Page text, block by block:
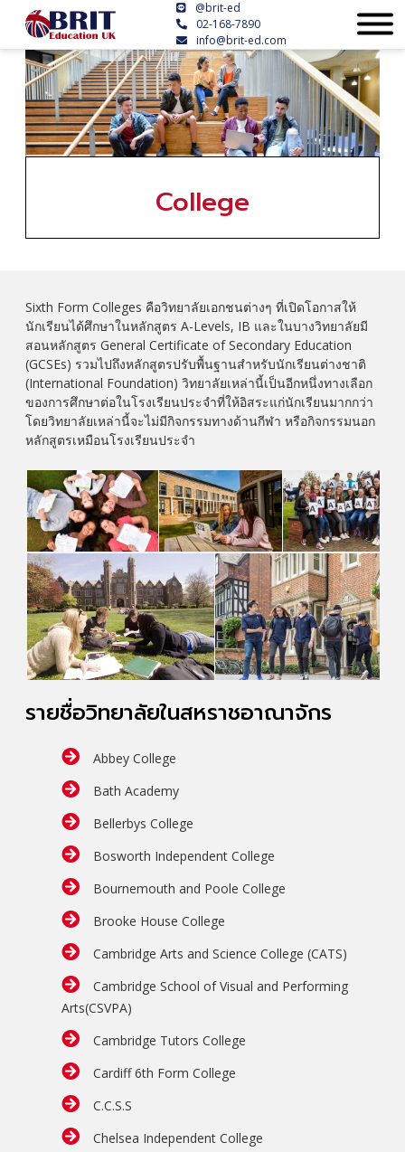
@brit-ed
02-168-7890
info@brit-ed.com
College
Sixth Form Colleges คือวิทยาลัยเอกชนต่างๆ ที่เปิดโอกาสให้
นักเรียนได้ศึกษาในหลักสูตร A-Levels, IB และในบางวิทยาลัยมี
สอนหลักสูตร General Certificate of Secondary Education
(GCSEs) รวมไปถึงหลักสูตรปรับพื้นฐานสำหรับนักเรียนต่างชาติ
(International Foundation) วิทยาลัยเหล่านี้เป็นอีกหนึ่งทางเลือก
ของการศึกษาต่อในโรงเรียนประจำที่ให้อิสระแก่นักเรียนมากกว่า
โดยวิทยาลัยเหล่านี้จะไม่มีกิจกรรมทางด้านกีฬา หรือกิจกรรมนอก
หลักสูตรเหมือนโรงเรียนประจำ
รายชื่อวิทยาลัยในสหราชอาณาจักร
Abbey College
Bath Academy
Bellerbys College
Bosworth Independent College
Bournemouth and Poole College
Brooke House College
Cambridge Arts and Science College (CATS)
Cambridge School of Visual and Performing
Arts(CSVPA)
Cambridge Tutors College
Cardiff 6th Form College
C.C.S.S
Chelsea Independent College